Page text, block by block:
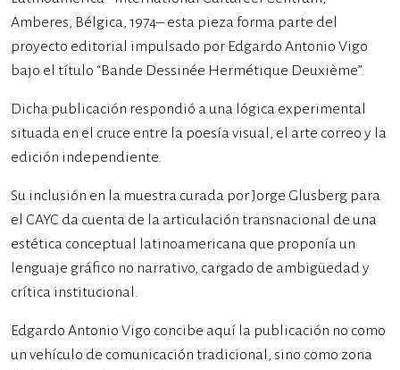
Amberes, Bélgica, 1974– esta pieza forma parte del
proyecto editorial impulsado por Edgardo Antonio Vigo
bajo el título “Bande Dessinée Hermétique Deuxième”.
Dicha publicación respondió a una lógica experimental
situada en el cruce entre la poesía visual, el arte correo y la
edición independiente.
Su inclusión en la muestra curada por Jorge Glusberg para
el CAYC da cuenta de la articulación transnacional de una
estética conceptual latinoamericana que proponía un
lenguaje gráfico no narrativo, cargado de ambigüedad y
crítica institucional.
Edgardo Antonio Vigo concibe aquí la publicación no como
un vehículo de comunicación tradicional, sino como zona